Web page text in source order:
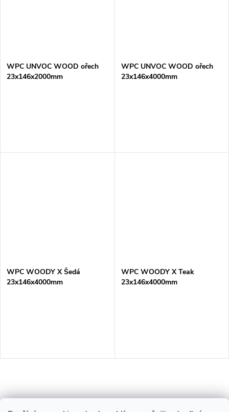
WPC UNVOC WOOD ořech
23x146x2000mm
WPC UNVOC WOOD ořech
23x146x4000mm
WPC WOODY X Šedá
23x146x4000mm
WPC WOODY X Teak
23x146x4000mm
O